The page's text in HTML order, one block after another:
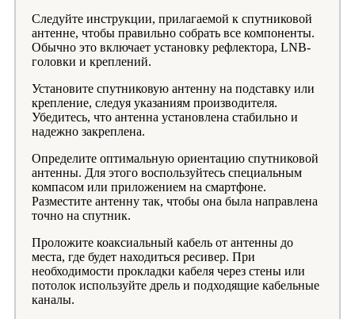
Следуйте инструкции, прилагаемой к спутниковой
антенне, чтобы правильно собрать все компоненты.
Обычно это включает установку рефлектора, LNB-
головки и креплений.
Установите спутниковую антенну на подставку или
крепление, следуя указаниям производителя.
Убедитесь, что антенна установлена стабильно и
надежно закреплена.
Определите оптимальную ориентацию спутниковой
антенны. Для этого воспользуйтесь специальным
компасом или приложением на смартфоне.
Разместите антенну так, чтобы она была направлена
точно на спутник.
Проложите коаксиальный кабель от антенны до
места, где будет находиться ресивер. При
необходимости прокладки кабеля через стены или
потолок используйте дрель и подходящие кабельные
каналы.